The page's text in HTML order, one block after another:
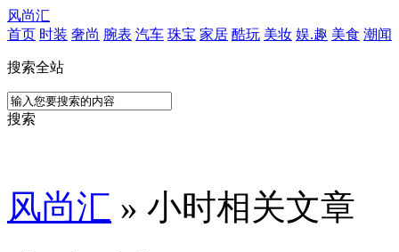
风尚汇
首页 时装 奢尚 腕表 汽车 珠宝 家居 酷玩 美妆 娱.趣 美食 潮闻
搜索全站
搜索
风尚汇 » 小时相关文章